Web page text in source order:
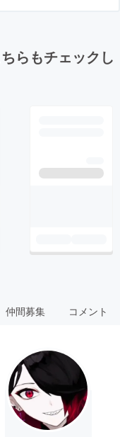
らもチェックし
仲間募集 コメント